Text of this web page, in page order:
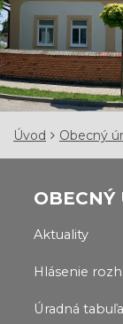
Úvod Obecný
OBECNÝ
Aktuality
Hlásenie
Úradná tabuľa